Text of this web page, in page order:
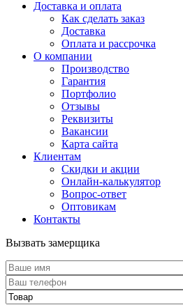
Доставка и оплата
Как сделать заказ
Доставка
Оплата и рассрочка
О компании
Производство
Гарантия
Портфолио
Отзывы
Реквизиты
Вакансии
Карта сайта
Клиентам
Скидки и акции
Онлайн-калькулятор
Вопрос-ответ
Оптовикам
Контакты
Вызвать замерщика